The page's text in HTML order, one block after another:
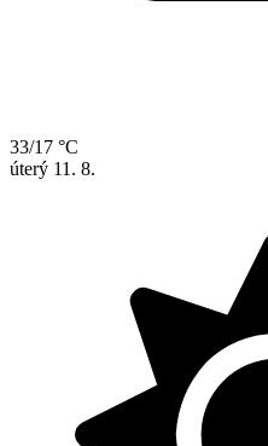
33/17 °C
úterý 11. 8.